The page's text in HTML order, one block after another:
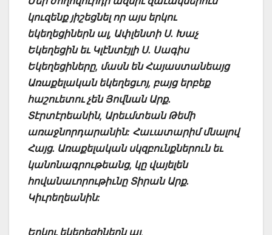
կուզենք յիշեցնել որ այս երկու
եկեղեցիներն ալ, Ափլենտի Ս. Խաչ
Եկեղեցին եւ Կլէնտէյլի Ս. Սագիս
Եկեղեցիները, մասն են Հայաստանեայց
Առաքելական եկեղեցւոյ, բայց երբեք
հաշուետու չեն Յովնան Արք.
Տէրտէրեանին, Արեւմտեան Թեմի
առաջնորդարանին: Հաւատարիմ մնալով
Հայց. Առաքելական սկզբունքներուն եւ
կանոնագրութեանց, կը վայելեն
հովանաւորութիւնը Տիրան Արք.
Կիւրեղեանին:
Երկու եկեղեցիներն ալ,